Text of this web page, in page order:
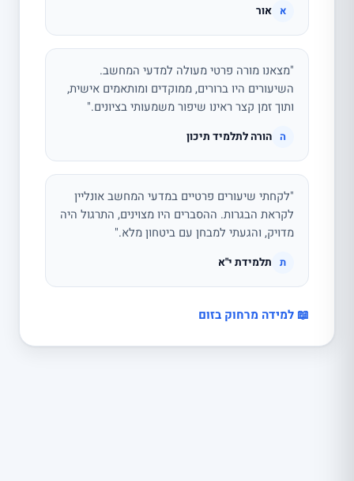
א אור
"מצאנו מורה פרטי מעולה למדעי המחשב.
השיעורים היו ברורים, ממוקדים ומותאמים אישית,
ותוך זמן קצר ראינו שיפור משמעותי בציונים."
ה הורה לתלמיד תיכון
"לקחתי שיעורים פרטיים במדעי המחשב אונליין
לקראת הבגרות. ההסברים היו מצוינים, התרגול היה
מדויק, והגעתי למבחן עם ביטחון מלא."
ת תלמידת י"א
📖 למידה מרחוק בזום